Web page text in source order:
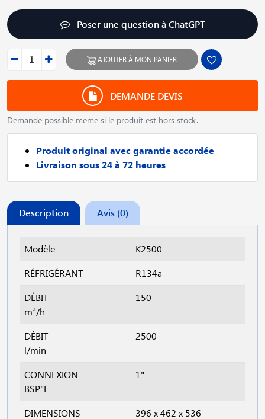
Poser une question à ChatGPT
AJOUTER À MON PANIER
DEMANDE DEVIS
Demande possible meme si le produit est hors stock.
Produit original avec garantie accordée
Livraison sous 24 à 72 heures
Description Avis (0)
Modèle
K2500
RÉFRIGÉRANT
R134a
DÉBIT
m³/h
150
DÉBIT
l/min
2500
CONNEXION
BSP"F
1"
DIMENSIONS 396 x 462 x 536